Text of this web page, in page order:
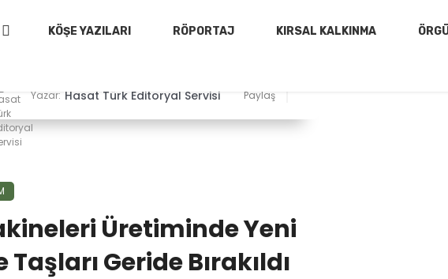
KÖŞE YAZILARI RÖPORTAJ KIRSAL KALKINMA
Yazar: Hasat Türk Editoryal Servisi Paylaş
Üretiminde Yeni
Geride Bırakıldı